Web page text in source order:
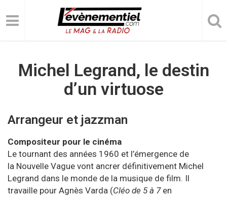
Michel Legrand, le destin
d’un virtuose
Arrangeur et jazzman
Compositeur pour le cinéma
Le tournant des années 1960 et l’émergence de
la Nouvelle Vague vont ancrer définitivement Michel
Legrand dans le monde de la musique de film. Il
travaille pour Agnès Varda (Cléo de 5 à 7en